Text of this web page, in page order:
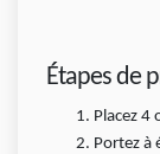
Étapes de
Placez 4
Portez à